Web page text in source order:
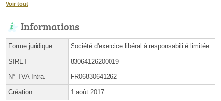
Voir tout
Informations
Forme juridique Société d'exercice libéral à responsabilité limitée
SIRET 83064126200019
N° TVA Intra. FR06830641262
Création 1 août 2017